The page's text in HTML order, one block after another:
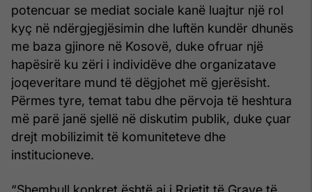
potencuar se mediat sociale kanë luajtur një rol
kyç në ndërgjegjësimin dhe luftën kundër dhunës
me baza gjinore në Kosovë, duke ofruar një
hapësirë ku zëri i individëve dhe organizatave
joqeveritare mund të dëgjohet më gjerësisht.
Përmes tyre, temat tabu dhe përvoja të heshtura
më parë janë sjellë në diskutim publik, duke çuar
drejt mobilizimit të komuniteteve dhe
institucioneve.